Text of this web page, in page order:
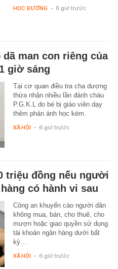
HỌC ĐƯỜNG - 6 giờ trước
man con riêng của
giờ sáng
Tại cơ quan điều tra cha dượng
thừa nhận nhiều lần đánh cháu
P.G.K.L do bé bị giáo viên dạy
thêm phản ánh học kém.
XÃ HỘI - 6 giờ trước
triệu đồng nếu người
có hành vi sau
Công an khuyến cáo người dân
không mua, bán, cho thuê, cho
mượn hoặc giao quyền sử dụng
tài khoản ngân hàng dưới bất
kỳ…
XÃ HỘI - 6 giờ trước